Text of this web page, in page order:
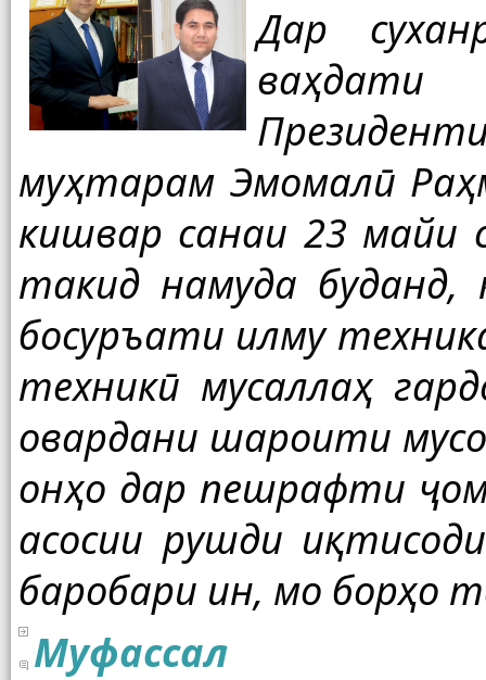
Дар
муҳтарам Эмомалӣ
кишвар санаи 23 майи
такид намуда
босуръати илму
техникӣ мусаллаҳ
овардани шароити
онҳо дар пешрафти
асосии рушди
баробари ин, мо борҳо
Муфассал